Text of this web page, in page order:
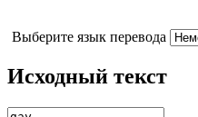
Выберите язык перевода
Исходный текст